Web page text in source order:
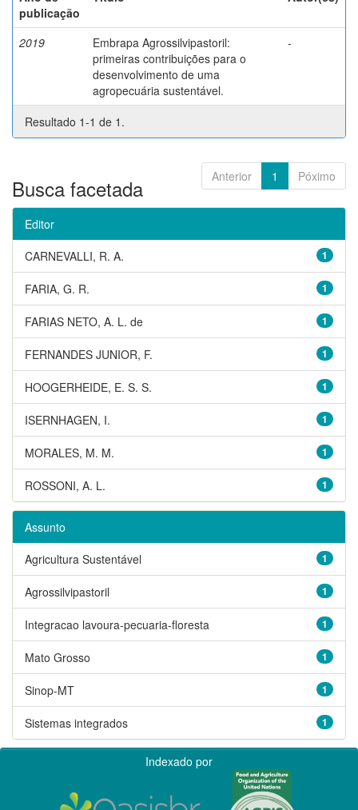
publicação
2019
Embrapa Agrossilvipastoril:
primeiras contribuições para o
desenvolvimento de uma
agropecuária sustentável.
-
Resultado 1-1 de 1.
Anterior 1 Póximo
Busca facetada
Editor
1
CARNEVALLI, R. A.
1
FARIA, G. R.
1
FARIAS NETO, A. L. de
1
FERNANDES JUNIOR, F.
1
HOOGERHEIDE, E. S. S.
1
ISERNHAGEN, I.
1
MORALES, M. M.
1
ROSSONI, A. L.
Assunto
1
Agricultura Sustentável
1
Agrossilvipastoril
1
Integracao lavoura-pecuaria-floresta
1
Mato Grosso
1
Sinop-MT
1
Sistemas integrados
Indexado por